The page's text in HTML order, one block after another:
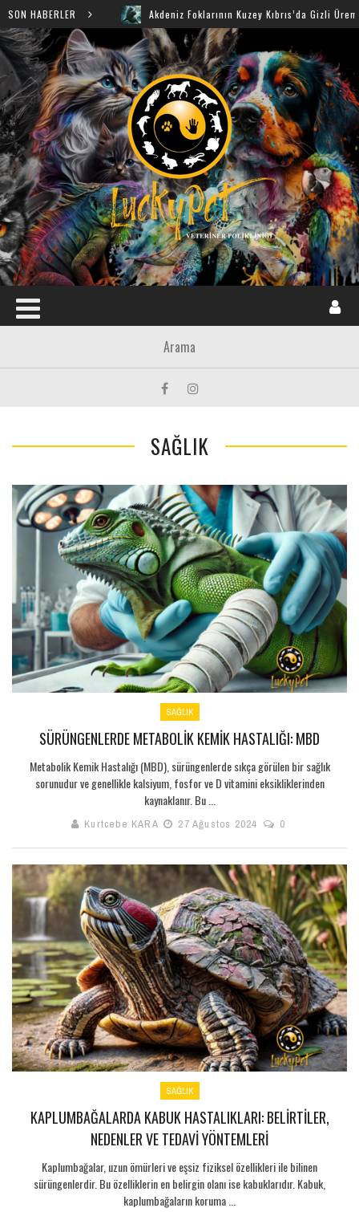
SON HABERLER Akdeniz Foklarının Kuzey Kıbrıs’da Gizli Üreme
SAĞLIK
SAĞLIK
SÜRÜNGENLERDE METABOLIK KEMIK HASTALIĞI: MBD
Metabolik Kemik Hastalığı (MBD), sürüngenlerde sıkça görülen bir sağlık
sorunudur ve genellikle kalsiyum, fosfor ve D vitamini eksikliklerinden
kaynaklanır. Bu ...
Kurtcebe KARA 27 Ağustos 2024 0
SAĞLIK
KAPLUMBAĞALARDA KABUK HASTALIKLARI: BELIRTILER,
NEDENLER VE TEDAVI YÖNTEMLERI
Kaplumbağalar, uzun ömürleri ve eşsiz fiziksel özellikleri ile bilinen
sürüngenlerdir. Bu özelliklerin en belirgin olanı ise kabuklarıdır. Kabuk,
kaplumbağaların koruma ...